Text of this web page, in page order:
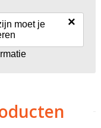
moet je
×